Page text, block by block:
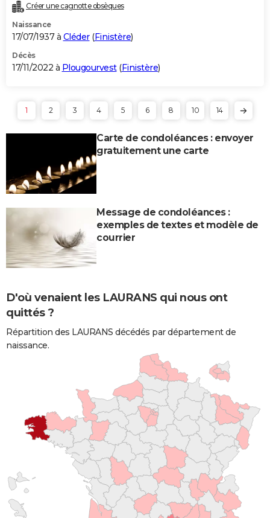
Créer une cagnotte obsèques
Naissance
17/07/1937 à Cléder(Finistère)
Décès
17/11/2022 à Plougourvest(Finistère)
1 2 3 4 5 6 8 10 14
Carte de condoléances : envoyer
gratuitement une carte
Message de condoléances :
exemples de textes et modèle de
courrier
D'où venaient les LAURANS qui nous ont
quittés ?
Répartition des LAURANS décédés par département de
naissance.